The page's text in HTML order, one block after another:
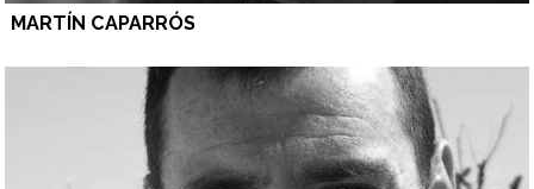
MARTÍN CAPARRÓS